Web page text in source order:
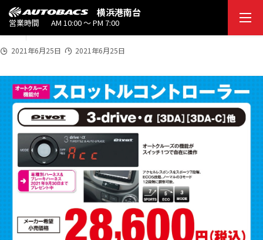
横浜港南台
営業時間 AM 10:00 ～ PM 7:00
tunedress_12
2021
6/2
5
2021年6月25日 2021年6月25日